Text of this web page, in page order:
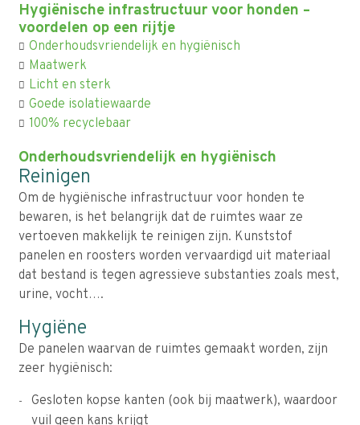
Hygiënische infrastructuur voor honden –
voordelen op een rijtje
Onderhoudsvriendelijk en hygiënisch
Maatwerk
Licht en sterk
Goede isolatiewaarde
100% recyclebaar
Onderhoudsvriendelijk en hygiënisch
Reinigen
Om de hygiënische infrastructuur voor honden te
bewaren, is het belangrijk dat de ruimtes waar ze
vertoeven makkelijk te reinigen zijn. Kunststof
panelen en roosters worden vervaardigd uit materiaal
dat bestand is tegen agressieve substanties zoals mest,
urine, vocht….
Hygiëne
De panelen waarvan de ruimtes gemaakt worden, zijn
zeer hygiënisch:
Gesloten kopse kanten (ook bij maatwerk), waardoor
vuil geen kans krijgt